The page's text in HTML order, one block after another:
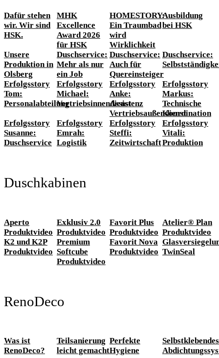
Dafür stehen
wir. Wir sind
HSK.
MHK
Excellence
Award 2026
für HSK
HOMESTORY:
Ein Traumbad
wird
Wirklichkeit
Ausbildung
bei HSK
Unsere
Produktion in
Olsberg
Duschservice:
Mehr als nur
ein Job
Duschservice:
Auch für
Quereinsteiger
Duschservice:
Erfolgsstory
Tom:
Personalabteilung
Erfolgsstory
Michael:
Vertriebsinnendienst
Erfolgsstory
Anke:
Assistenz
Vertriebsaußendienst
Erfolgsstory
Markus:
Technische
Koordination
Erfolgsstory
Susanne:
Duschservice
Erfolgsstory
Emrah:
Logistik
Erfolgsstory
Steffi:
Zeitwirtschaft
Erfolgsstory
Vitali:
Produktion
Duschkabinen
Aperto
Produktvideo
Exklusiv 2.0
Produktvideo
Favorit Plus
Produktvideo
Atelier® Plan
Produktvideo
K2 und K2P
Produktvideo
Premium
Softcube
Produktvideo
Favorit Nova
Produktvideo TwinSeal
RenoDeco
Was ist
RenoDeco?
Teilsanierung
leicht gemacht
Perfekte
Hygiene
Selbstklebendes